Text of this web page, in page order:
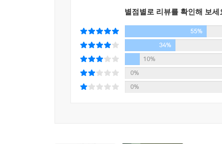
그만의 개별적이고 독창적인 ‘그림 읽기’이다.
자화상과 나의 모습’이라는 주제로 진행된 이 강
그것은 작품이 숨 쉬었던 시대의 우울과 개별 예
마지막 강의의 내용도 포함되어 있어 눈길을 끈
담겨 있다.
별점별로 리뷰를 확인해 보세
55%
34%
10%
0%
0%